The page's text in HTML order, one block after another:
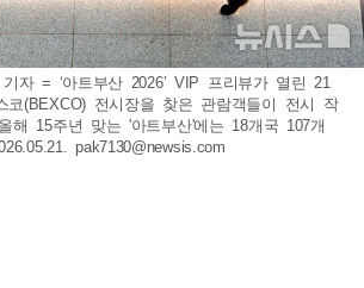
자 = ‘아트부산 2026’ VIP 프리뷰가 열린 21
코(BEXCO) 전시장을 찾은 관람객들이 전시 작
해 15주년 맞는 '아트부산'에는 18개국 107개
pak7130@newsis.com